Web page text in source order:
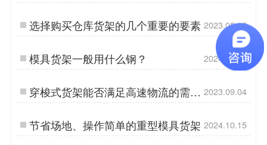
选择购买仓库货架的几个重要的要素 2023.08.18
模具货架一般用什么钢？ 2024.06.12
穿梭式货架能否满足高速物流的需
求？
2023.09.04
节省场地、操作简单的重型模具货架 2024.10.15